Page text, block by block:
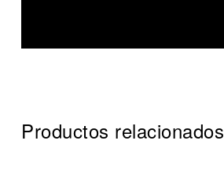
Productos relacionados